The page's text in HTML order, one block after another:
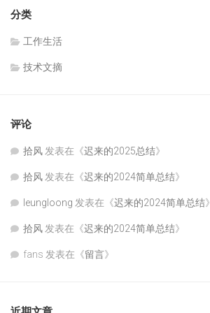
分类
工作生活
技术文摘
评论
拾风 发表在《迟来的2025总结》
拾风 发表在《迟来的2024简单总结》
leungloong 发表在《迟来的2024简单总结》
拾风 发表在《迟来的2024简单总结》
fans 发表在《留言》